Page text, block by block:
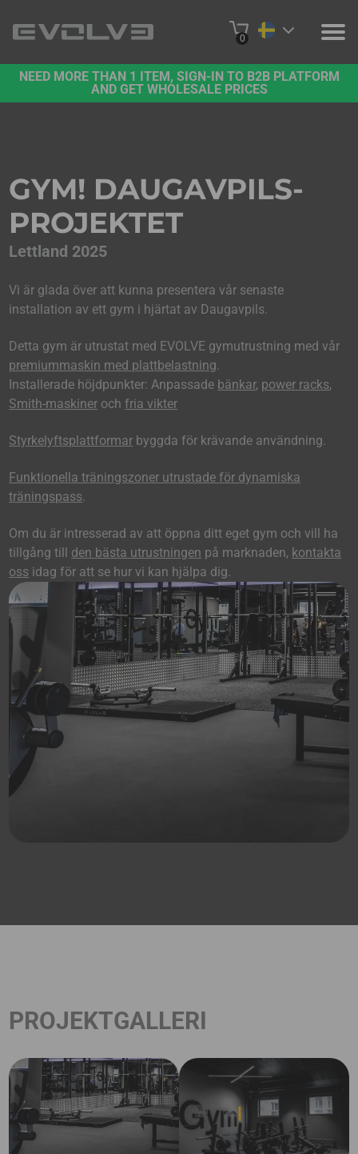
0
PRODUKTER
KONTAKTA OSS
NEED MORE THAN 1 ITEM, SIGN-IN TO B2B PLATFORM
AND GET WHOLESALE PRICES
GYM! DAUGAVPILS-
PROJEKTET
Lettland 2025
Vi är glada över att kunna presentera vår senaste
installation av ett gym i hjärtat av Daugavpils.
Detta gym är utrustat med EVOLVE gymutrustning med vår
premiummaskin med plattbelastning.
Installerade höjdpunkter: Anpassade bänkar, power racks,
Smith-maskiner ochfria vikter
Styrkelyftsplattformar byggda för krävande användning.
Funktionella träningszoner utrustade för dynamiska
träningspass.
Om du är intresserad av att öppna ditt eget gym och vill ha
tillgång till den bästa utrustningen på marknaden, kontakta
oss idag för att se hur vi kan hjälpa dig.
PROJEKTGALLERI